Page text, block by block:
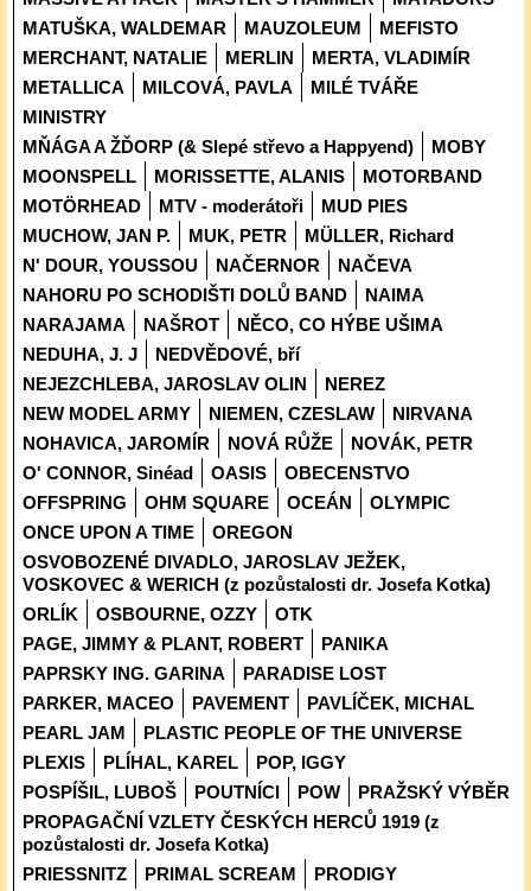
MATUŠKA, WALDEMAR
MAUZOLEUM
MEFISTO
MERCHANT, NATALIE
MERLIN
MERTA, VLADIMÍR
METALLICA
MILCOVÁ, PAVLA
MILÉ TVÁŘE
MINISTRY
MŇÁGA A ŽĎORP (& Slepé střevo a Happyend)
MOBY
MOONSPELL
MORISSETTE, ALANIS
MOTORBAND
MOTÖRHEAD
MTV - moderátoři
MUD PIES
MUCHOW, JAN P.
MUK, PETR
MÜLLER, Richard
N' DOUR, YOUSSOU
NAČERNOR
NAČEVA
NAHORU PO SCHODIŠTI DOLŮ BAND
NAIMA
NARAJAMA
NAŠROT
NĚCO, CO HÝBE UŠIMA
NEDUHA, J. J
NEDVĚDOVÉ, bří
NEJEZCHLEBA, JAROSLAV OLIN
NEREZ
NEW MODEL ARMY
NIEMEN, CZESLAW
NIRVANA
NOHAVICA, JAROMÍR
NOVÁ RŮŽE
NOVÁK, PETR
O' CONNOR, Sinéad
OASIS
OBECENSTVO
OFFSPRING
OHM SQUARE OCEÁN
OLYMPIC
ONCE UPON A TIME
OREGON
OSVOBOZENÉ DIVADLO, JAROSLAV JEŽEK,
VOSKOVEC & WERICH (z pozůstalosti dr. Josefa Kotka)
ORLÍK
OSBOURNE, OZZY
OTK
PAGE, JIMMY & PLANT, ROBERT
PANIKA
PAPRSKY ING. GARINA
PARADISE LOST
PARKER, MACEO
PAVEMENT
PAVLÍČEK, MICHAL
PEARL JAM
PLASTIC PEOPLE OF THE UNIVERSE
PLEXIS
PLÍHAL, KAREL
POP, IGGY
POSPÍŠIL, LUBOŠ
POUTNÍCI POW
PRAŽSKÝ VÝBĚR
PROPAGAČNÍ VZLETY ČESKÝCH HERCŮ 1919 (z
pozůstalosti dr. Josefa Kotka)
PRIESSNITZ
PRIMAL SCREAM
PRODIGY